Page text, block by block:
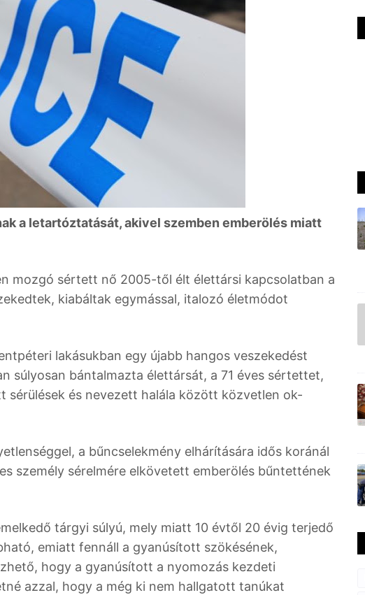
a letartóztatását, akivel szemben emberölés miatt
mozgó sértett nő 2005-től élt élettársi kapcsolatban a
kiabáltak egymással, italozó életmódot
lakásukban egy újabb hangos veszekedést
súlyosan bántalmazta élettársát, a 71 éves sértettet,
sérülések és nevezett halála között közvetlen ok-
a bűncselekmény elhárítására idős koránál
személy sérelmére elkövetett emberölés bűntettének
tárgyi súlyú, mely miatt 10 évtől 20 évig terjedő
emiatt fennáll a gyanúsított szökésének,
hogy a gyanúsított a nyomozás kezdeti
azzal, hogy a még ki nem hallgatott tanúkat